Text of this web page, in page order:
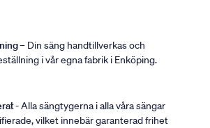
– Din säng handtillverkas och
i vår egna fabrik i Enköping.
- Alla sängtygerna i alla våra sängar
vilket innebär garanterad frihet